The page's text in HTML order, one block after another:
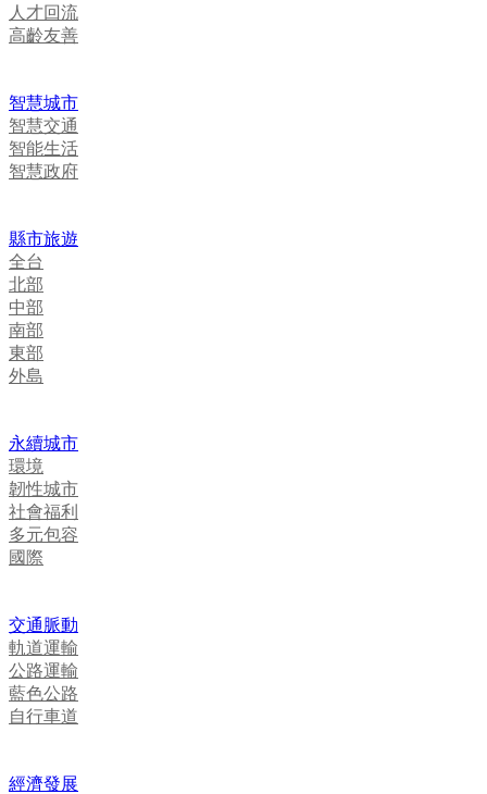
人才回流
高齡友善
智慧城市
智慧交通
智能生活
智慧政府
縣市旅遊
全台
北部
中部
南部
東部
外島
永續城市
環境
韌性城市
社會福利
多元包容
國際
交通脈動
軌道運輸
公路運輸
藍色公路
自行車道
經濟發展